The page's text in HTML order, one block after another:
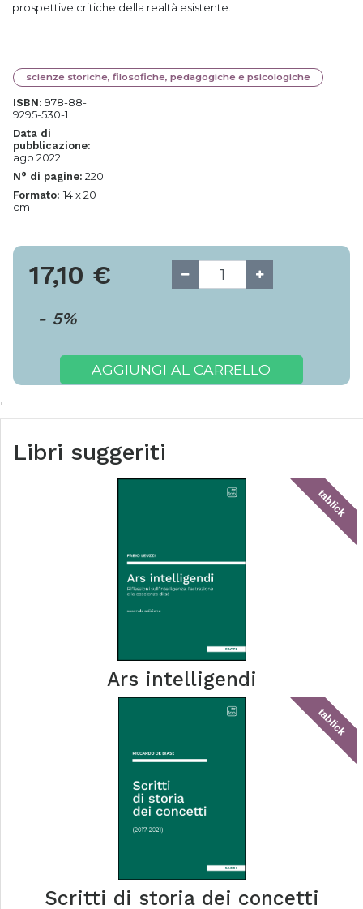
prospettive critiche della realtà esistente.
scienze storiche, filosofiche, pedagogiche e psicologiche
ISBN: 978-88-
9295-530-1
Data di
pubblicazione:
ago 2022
N° di pagine: 220
Formato: 14 x 20
cm
17,10 €
- 5%
AGGIUNGI AL CARRELLO
Libri suggeriti
tablick
Ars intelligendi
tablick
Scritti di storia dei concetti